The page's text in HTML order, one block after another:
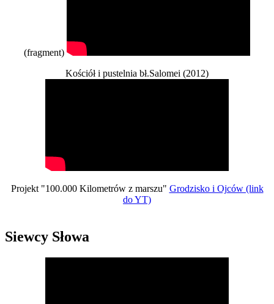
(fragment)
Kościół i pustelnia bł.Salomei (2012)
Projekt "100.000 Kilometrów z marszu" Grodzisko i Ojców (link
do YT)
Siewcy Słowa